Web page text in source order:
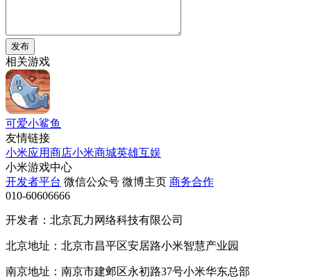
发布
相关游戏
可爱小鲨鱼
友情链接
小米应用商店小米商城英雄互娱
小米游戏中心
开发者平台 微信公众号 微博主页 商务合作
010-60606666
开发者：北京瓦力网络科技有限公司
北京地址：北京市昌平区安居路小米智慧产业园
南京地址：南京市建邺区永初路37号小米华东总部